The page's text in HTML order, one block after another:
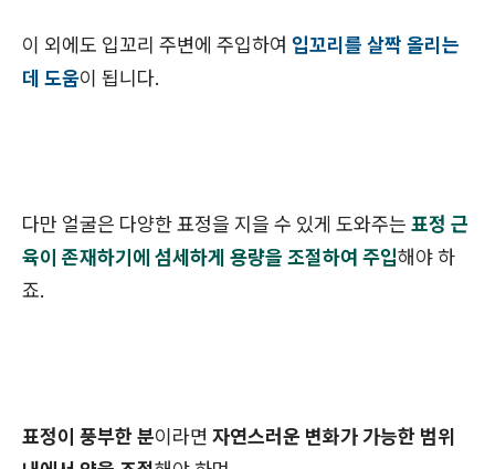
이 외에도 입꼬리 주변에 주입하여 입꼬리를 살짝 올리는
데 도움이 됩니다.
다만 얼굴은 다양한 표정을 지을 수 있게 도와주는 표정 근
육이 존재하기에 섬세하게 용량을 조절하여 주입해야 하
죠.
표정이 풍부한 분이라면 자연스러운 변화가 가능한 범위